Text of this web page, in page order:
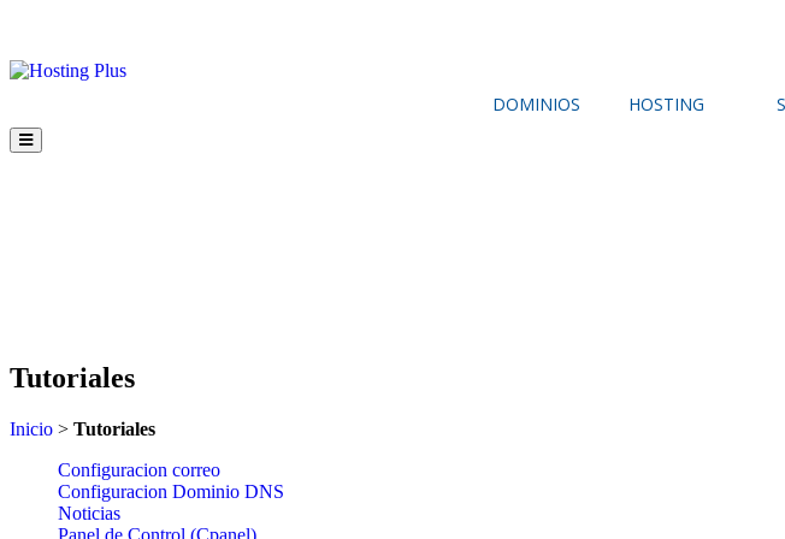
DOMINIOS HOSTING
Tutoriales
Inicio > Tutoriales
Configuracion correo
Configuracion Dominio DNS
Noticias
Panel de Control (Cpanel)